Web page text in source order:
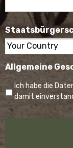
Select
your
Allgemeine
Ich habe die
damit